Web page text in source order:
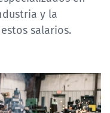
y la
salarios.